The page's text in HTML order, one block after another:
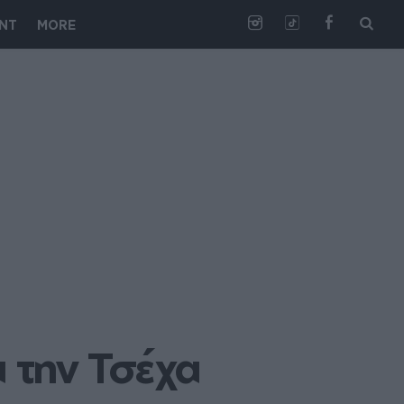
MORE
την Τσέχα